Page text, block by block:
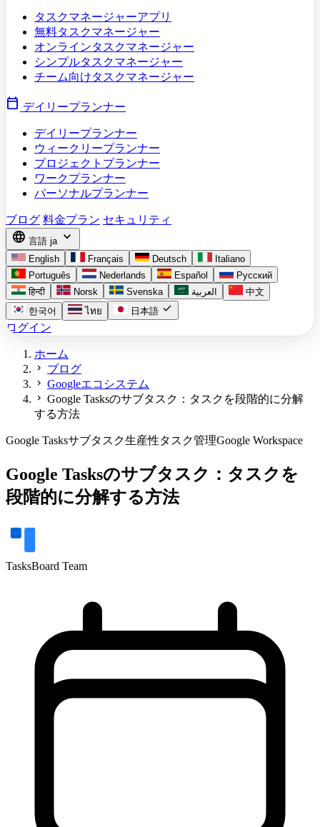
タスクマネージャーアプリ
無料タスクマネージャー
オンラインタスクマネージャー
シンプルタスクマネージャー
チーム向けタスクマネージャー
calendar_today デイリープランナー
デイリープランナー
ウィークリープランナー
プロジェクトプランナー
ワークプランナー
パーソナルプランナー
ブログ 料金プラン セキュリティ
language 言語 ja expand_more
English Français Deutsch
Italiano
Português
Nederlands Español
Русский
हिन्दी
Norsk Svenska العربية
中文
한국어
ไทย 日本語 check
ログイン
ホーム
chevron_right ブログ
chevron_right Googleエコシステム
chevron_right Google Tasksのサブタスク：タスクを段階的に分解
する方法
Google Tasksサブタスク生産性タスク管理Google Workspace
Google Tasksのサブタスク：タスクを
段階的に分解する方法
TasksBoard Team